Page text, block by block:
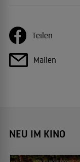
Teilen
Mailen
NEU IM KINO